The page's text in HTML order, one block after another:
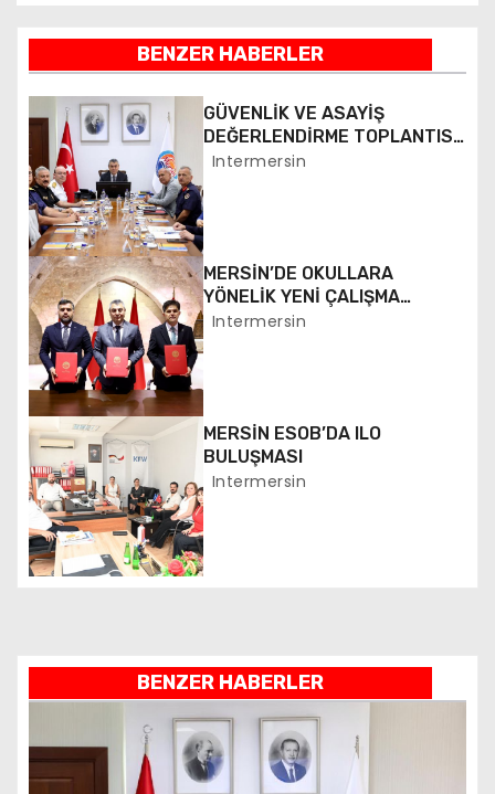
z
ı
g
e
z
i
n
m
e
s
i
BENZER HABERLER
GÜVENLİK VE ASAYİŞ
DEĞERLENDİRME TOPLANTISI
YAPILDI
Intermersin
MERSİN’DE OKULLARA
YÖNELİK YENİ ÇALIŞMA
BAŞLATILDI
Intermersin
MERSİN ESOB’DA ILO
BULUŞMASI
Intermersin
BENZER HABERLER